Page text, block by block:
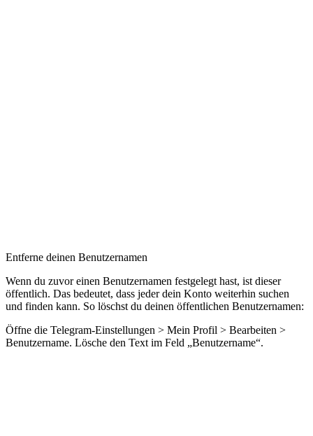
Entferne deinen Benutzernamen
Wenn du zuvor einen Benutzernamen festgelegt hast, ist dieser
öffentlich. Das bedeutet, dass jeder dein Konto weiterhin suchen
und finden kann. So löschst du deinen öffentlichen Benutzernamen:
Öffne die Telegram-Einstellungen > Mein Profil > Bearbeiten >
Benutzername. Lösche den Text im Feld „Benutzername“.